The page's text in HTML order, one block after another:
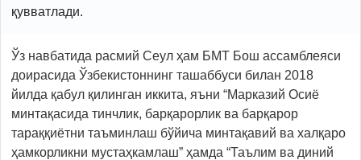
қувватлади.
Ўз навбатида расмий Сеул ҳам БМТ Бош ассамблеяси
доирасида Ўзбекистоннинг ташаббуси билан 2018
йилда қабул қилинган иккита, яъни “Марказий Осиё
минтақасида тинчлик, барқарорлик ва барқарор
тараққиётни таъминлаш бўйича минтақавий ва халқаро
ҳамкорликни мустаҳкамлаш” ҳамда “Таълим ва диний